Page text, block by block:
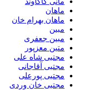
ماهان
ماهان بهرام خان
مبین
مبین جعفری
متین معزپور
مجتبى شاه على
مجتبی آقاجانی
مجتبی پورعلی
مجتبی خان وردی